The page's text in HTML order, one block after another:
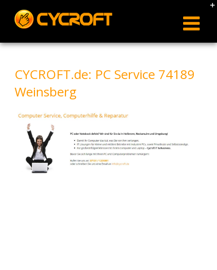
content
CYCROFT.de: PC Service 74189
Weinsberg